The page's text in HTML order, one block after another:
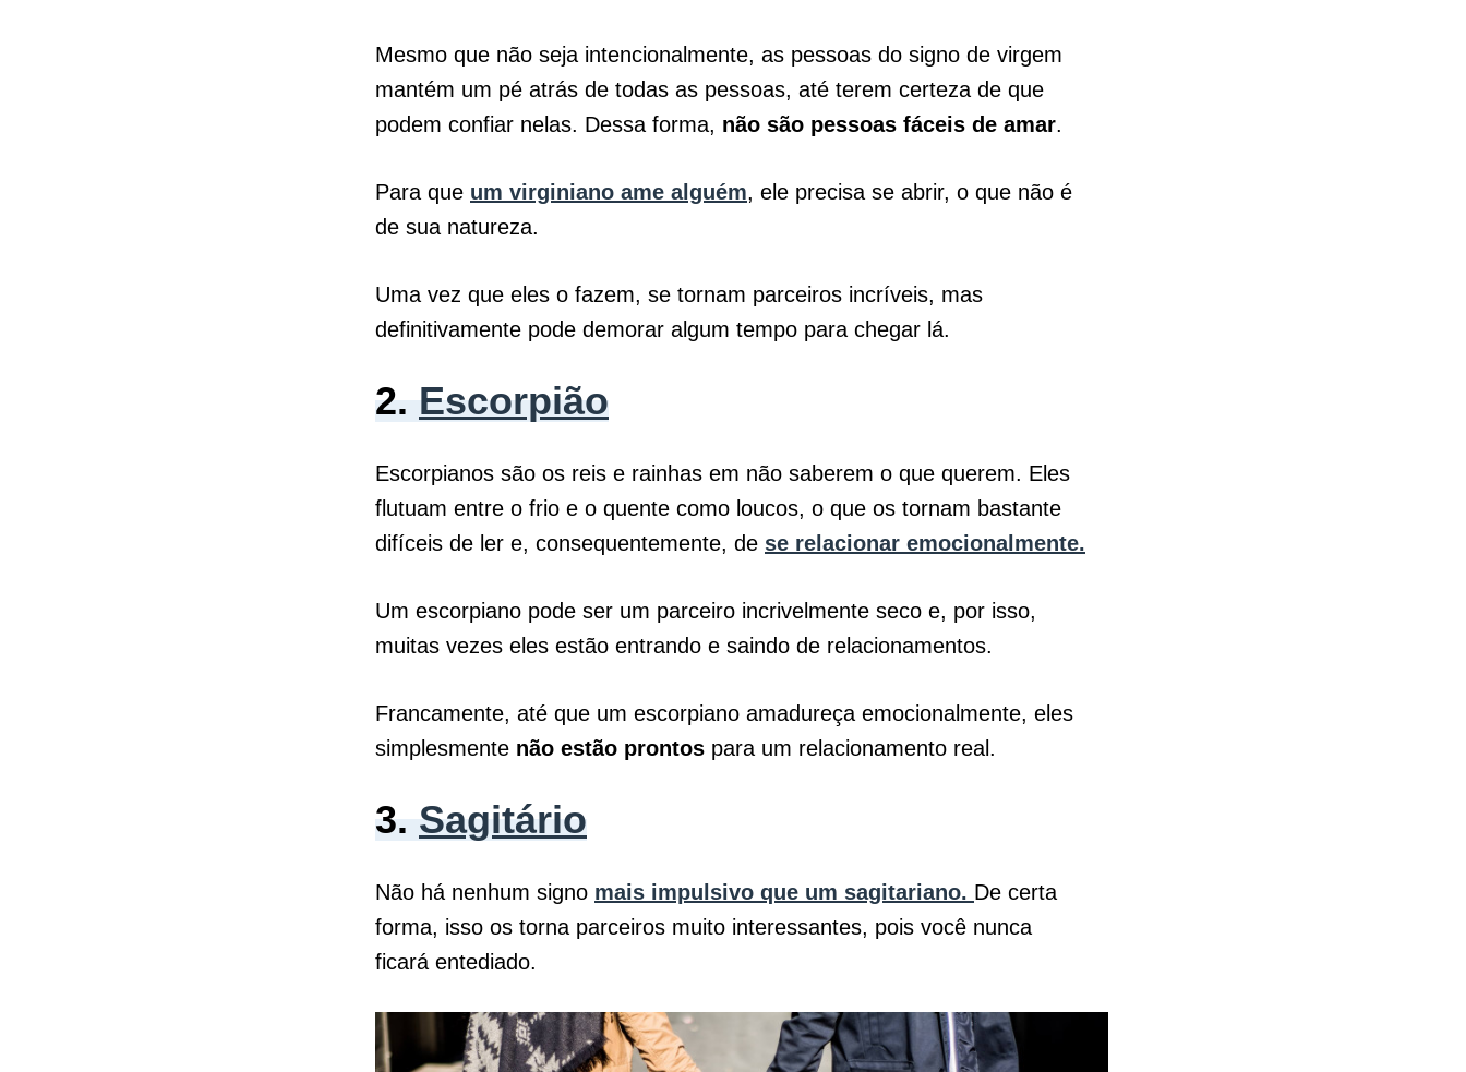
Mesmo que não seja intencionalmente, as pessoas do signo de virgem
mantém um pé atrás de todas as pessoas, até terem certeza de que
podem confiar nelas. Dessa forma, não são pessoas fáceis de amar.
Para que um virginiano ame alguém, ele precisa se abrir, o que não é
de sua natureza.
Uma vez que eles o fazem, se tornam parceiros incríveis, mas
definitivamente pode demorar algum tempo para chegar lá.
2.Escorpião
Escorpianos são os reis e rainhas em não saberem o que querem. Eles
flutuam entre o frio e o quente como loucos, o que os tornam bastante
difíceis de ler e, consequentemente, de se relacionar emocionalmente.
Um escorpiano pode ser um parceiro incrivelmente seco e, por isso,
muitas vezes eles estão entrando e saindo de relacionamentos.
Francamente, até que um escorpiano amadureça emocionalmente, eles
simplesmente não estão prontos para um relacionamento real.
3.Sagitário
Não há nenhum signo mais impulsivo que um sagitariano. De certa
forma, isso os torna parceiros muito interessantes, pois você nunca
ficará entediado.